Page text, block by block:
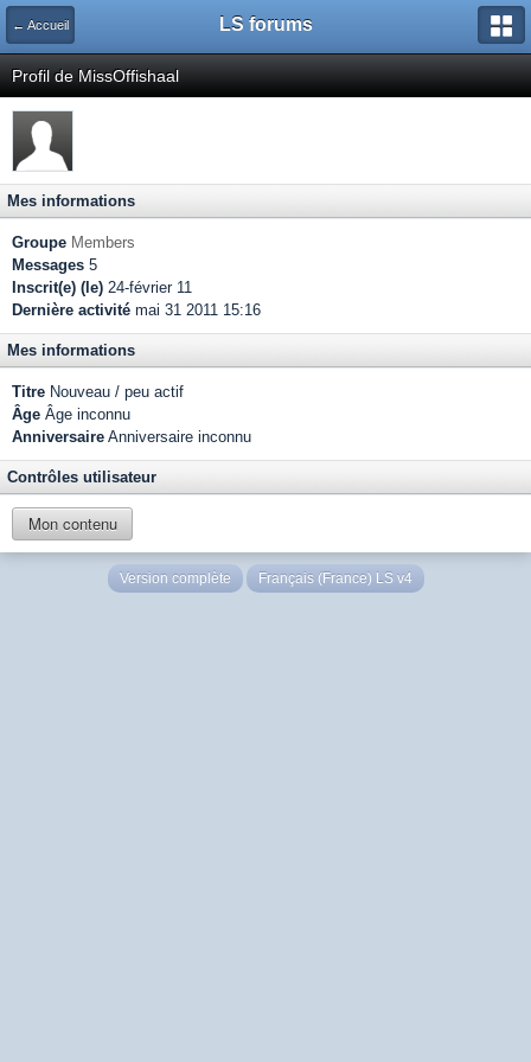
← Accueil LS forums
Profil de MissOffishaal
Mes informations
Groupe Members
Messages 5
Inscrit(e) (le) 24-février 11
Dernière activité mai 31 2011 15:16
Mes informations
Titre Nouveau / peu actif
Âge Âge inconnu
Anniversaire Anniversaire inconnu
Contrôles utilisateur
Mon contenu
Version complète Français (France) LS v4